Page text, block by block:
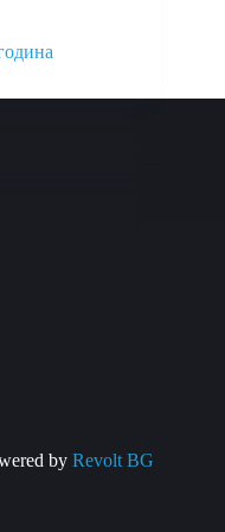
byRevolt BG